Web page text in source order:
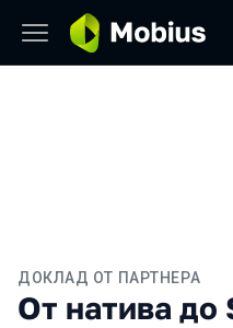
ДОКЛАД ОТ ПАРТНЕРА
От натива до